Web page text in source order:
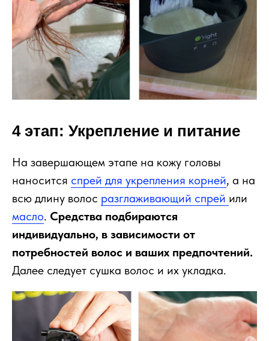
4 этап: Укрепление и питание
На завершающем этапе на кожу головы
наносится спрей для укрепления корней, а на
всю длину волос разглаживающий спрей или
масло. Средства подбираются
индивидуально, в зависимости от
потребностей волос и ваших предпочтений.
Далее следует сушка волос и их укладка.